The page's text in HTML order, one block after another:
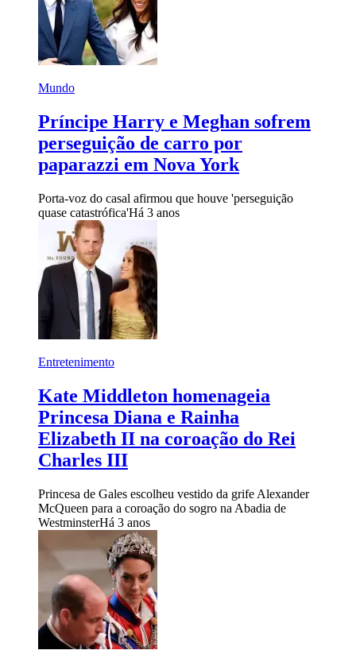
Mundo
Príncipe Harry e Meghan sofrem
perseguição de carro por
paparazzi em Nova York
Porta-voz do casal afirmou que houve 'perseguição
quase catastrófica'Há 3 anos
Entretenimento
Kate Middleton homenageia
Princesa Diana e Rainha
Elizabeth II na coroação do Rei
Charles III
Princesa de Gales escolheu vestido da grife Alexander
McQueen para a coroação do sogro na Abadia de
WestminsterHá 3 anos